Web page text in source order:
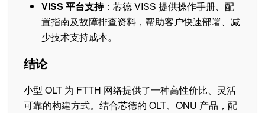
VISS 平台支持：芯德 VISS 提供操作手册、配
置指南及故障排查资料，帮助客户快速部署、减
少技术支持成本。
结论
小型 OLT 为 FTTH 网络提供了一种高性价比、灵活
可靠的构建方式。结合芯德的 OLT、ONU 产品，配